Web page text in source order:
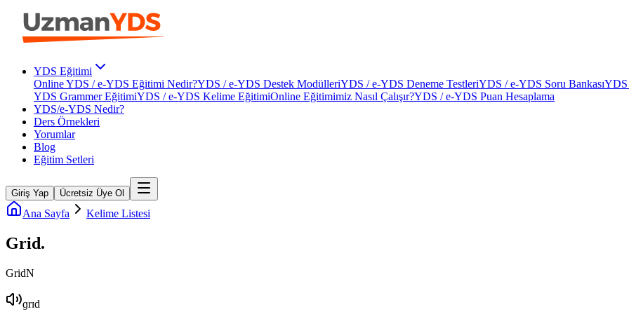
YDS Eğitimi
Online YDS / e-YDS Eğitimi Nedir?YDS / e-YDS Destek ModülleriYDS / e-YDS Deneme TestleriYDS / e-YDS Soru BankasıYDS
YDS Grammer EğitimiYDS / e-YDS Kelime EğitimiOnline Eğitimimiz Nasıl Çalışır?YDS / e-YDS Puan Hesaplama
YDS/e-YDS Nedir?
Ders Örnekleri
Yorumlar
Blog
Eğitim Setleri
Giriş Yap Ücretsiz Üye Ol
Ana Sayfa Kelime Listesi
Grid.
GridN
ɡrɪd